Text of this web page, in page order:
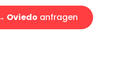
Oviedo anfragen